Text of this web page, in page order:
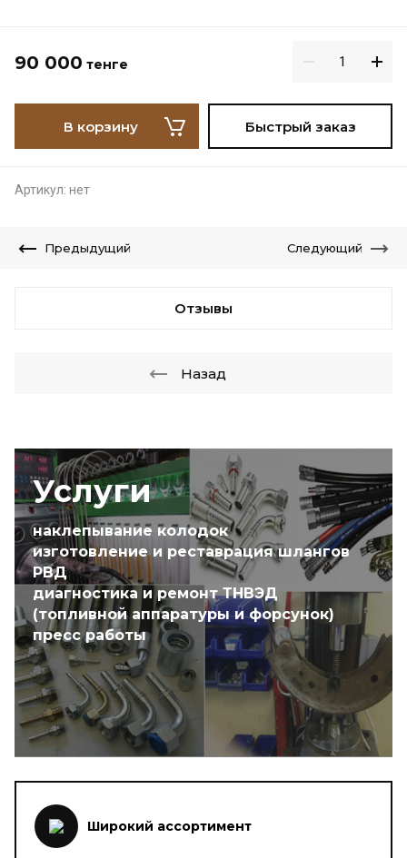
Услуги
наклепывание колодок
изготовление и реставрация шлангов
РВД
диагностика и ремонт ТНВЭД
(топливной аппаратуры и форсунок)
пресс работы
90 000 тенге
В корзину Быстрый заказ
Артикул: нет
Предыдущий Следующий
Отзывы
Назад
Широкий ассортимент